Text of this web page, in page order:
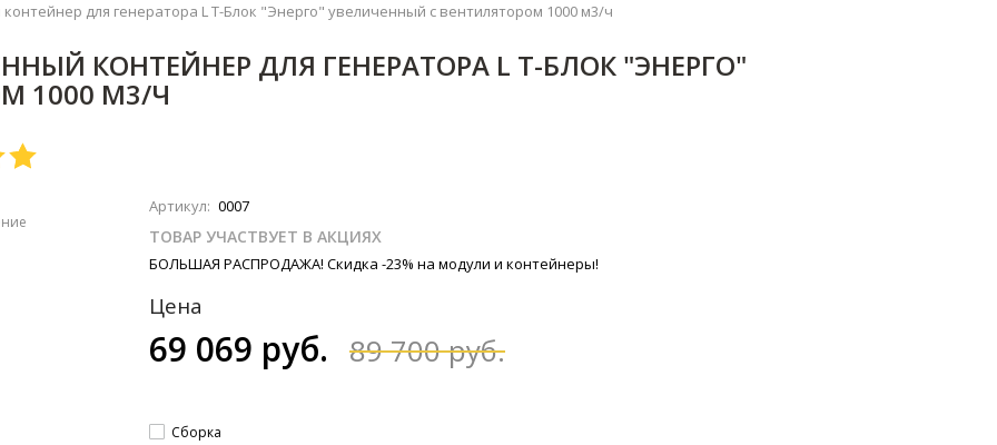
для генератора L T-Блок "Энерго" увеличенный с вентилятором 1000 м3/ч
КОНТЕЙНЕР ДЛЯ ГЕНЕРАТОРА L T-БЛОК "ЭНЕРГО"
1000 М3/Ч
Артикул: 0007
ТОВАР УЧАСТВУЕТ В АКЦИЯХ
БОЛЬШАЯ РАСПРОДАЖА! Скидка -23% на модули и контейнеры!
Цена
69 069 руб. 89 700 руб.
Сборка